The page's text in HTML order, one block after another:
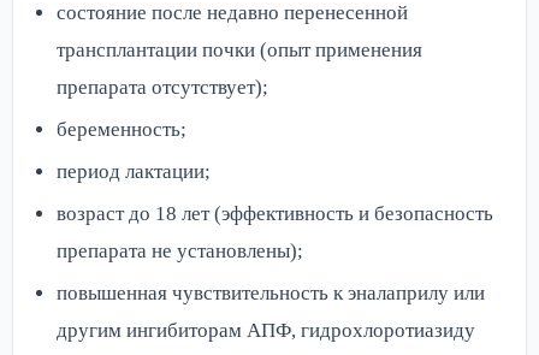
состояние после недавно перенесенной
трансплантации почки (опыт применения
препарата отсутствует);
беременность;
период лактации;
возраст до 18 лет (эффективность и безопасность
препарата не установлены);
повышенная чувствительность к эналаприлу или
другим ингибиторам АПФ, гидрохлоротиазиду